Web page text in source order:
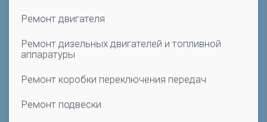
Ремонт двигателя
Ремонт дизельных двигателей и топливной
аппаратуры
Ремонт коробки переключения передач
Ремонт подвески